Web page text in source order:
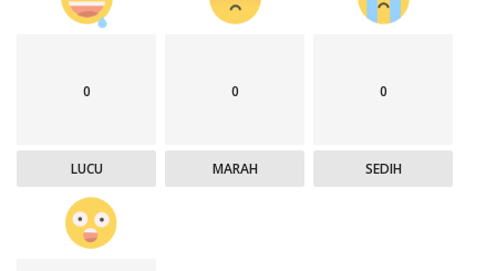
0
LUCU
0
MARAH
0
SEDIH